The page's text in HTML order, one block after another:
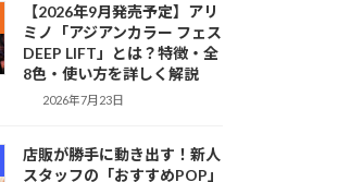
【2026年9月発売予定】アリ
ミノ「アジアンカラー フェス
DEEP LIFT」とは？特徴・全
8色・使い方を詳しく解説
2026年7月23日
店販が勝手に動き出す！新人
スタッフの「おすすめPOP」